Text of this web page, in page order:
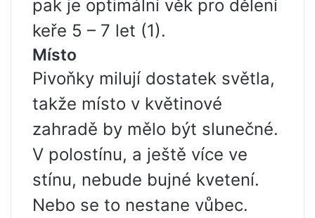
pak je optimální věk pro dělení
keře 5 – 7 let (1).
Místo
Pivoňky milují dostatek světla,
takže místo v květinové
zahradě by mělo být slunečné.
V polostínu, a ještě více ve
stínu, nebude bujné kvetení.
Nebo se to nestane vůbec.